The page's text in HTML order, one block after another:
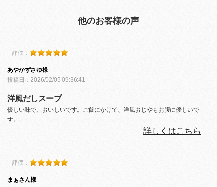
他のお客様の声
評価：
あやかずさゆ様
投稿日：2026/02/05 09:36:41
洋風だしスープ
優しい味で、おいしいです。ご飯にかけて、洋風おじやもお腹に優しいで
す。
詳しくはこちら
評価：
まぁさん様